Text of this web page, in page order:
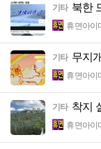
기타 북한
휴면아이
기타 무지
휴면아이
기타 착지
휴면아이